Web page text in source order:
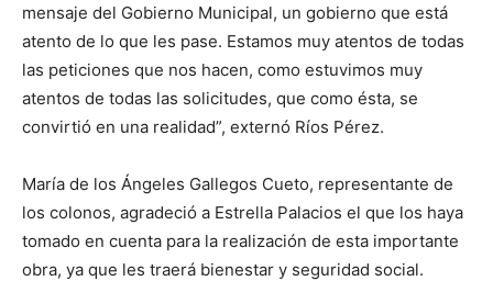
mensaje del Gobierno Municipal, un gobierno que está
atento de lo que les pase. Estamos muy atentos de todas
las peticiones que nos hacen, como estuvimos muy
atentos de todas las solicitudes, que como ésta, se
convirtió en una realidad”, externó Ríos Pérez.
María de los Ángeles Gallegos Cueto, representante de
los colonos, agradeció a Estrella Palacios el que los haya
tomado en cuenta para la realización de esta importante
obra, ya que les traerá bienestar y seguridad social.